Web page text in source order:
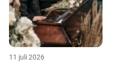
11 juli 2026